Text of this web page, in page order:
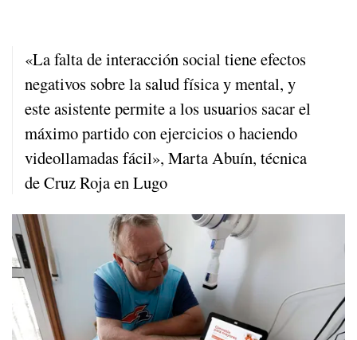
«La falta de interacción social tiene efectos
negativos sobre la salud física y mental, y
este asistente permite a los usuarios sacar el
máximo partido con ejercicios o haciendo
videollamadas fácil», Marta Abuín, técnica
de Cruz Roja en Lugo